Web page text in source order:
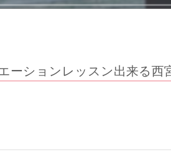
ーションレッスン出来る西